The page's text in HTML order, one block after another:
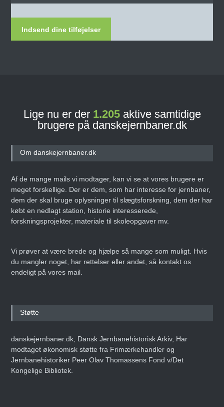
Indsend dine tilføjelser
Lige nu er der 1.205aktive samtidige
brugere på danskejernbaner.dk
Om danskejernbaner.dk
Af de mange mails vi modtager, kan vi se at vores brugere er
meget forskellige. Der er dem, som har interesse for jernbaner,
dem der skal bruge oplysninger til slægtsforskning, dem der har
købt en nedlagt station, historie interesserede,
forskningsprojekter, materiale til skoleopgaver mv.
Vi prøver at være brede og hjælpe så mange som muligt. Hvis
du mangler noget, har rettelser eller andet, så kontakt os
endeligt på vores mail.
Støtte
danskejernbaner.dk, Dansk Jernbanehistorisk Arkiv, Har
modtaget økonomisk støtte fra Frimærkehandler og
Jernbanehistoriker Peer Olav Thomassens Fond v/Det
Kongelige Bibliotek.